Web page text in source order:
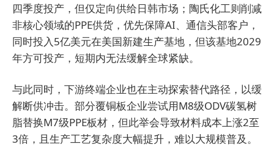
四季度投产，但仅定向供给日韩市场；陶氏化工则削减
非核心领域的PPE供货，优先保障AI、通信头部客户，
同时投入5亿美元在美国新建生产基地，但该基地2029
年方可投产，短期内无法缓解全球紧缺。
与此同时，下游终端企业也在主动探索替代路径，以缓
解断供冲击。部分覆铜板企业尝试用M8级ODV碳氢树
脂替换M7级PPE板材，但此举会导致材料成本上涨2至
3倍，且生产工艺复杂度大幅提升，难以大规模普及。